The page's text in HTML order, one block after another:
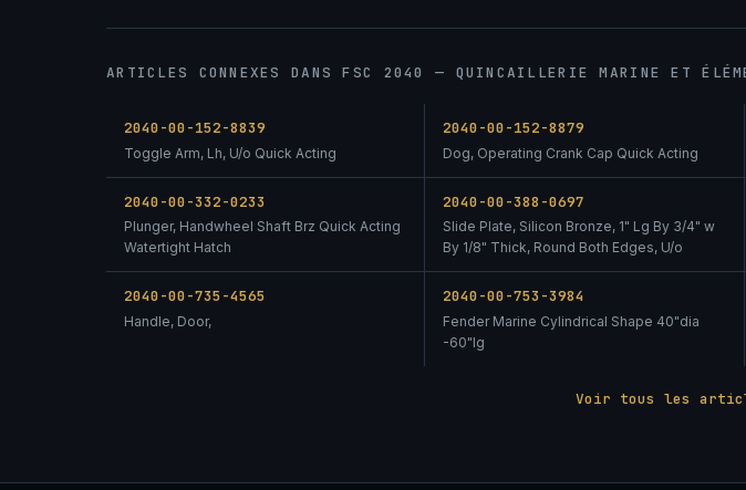
ARTICLES CONNEXES DANS FSC 2040 — QUINCAILLERIE MARINE ET
2040-00-152-8839
Toggle Arm, Lh, U/o Quick Acting
2040-00-152-8879
Dog, Operating Crank Cap Quick Acting
2040-00-332-0233
Plunger, Handwheel Shaft Brz Quick Acting
Watertight Hatch
2040-00-388-0697
Slide Plate, Silicon Bronze, 1" Lg By 3/4" w
By 1/8" Thick, Round Both Edges, U/o
2040-00-735-4565
Handle, Door,
2040-00-753-3984
Fender Marine Cylindrical Shape 40"dia
-60"lg
Voir tous les